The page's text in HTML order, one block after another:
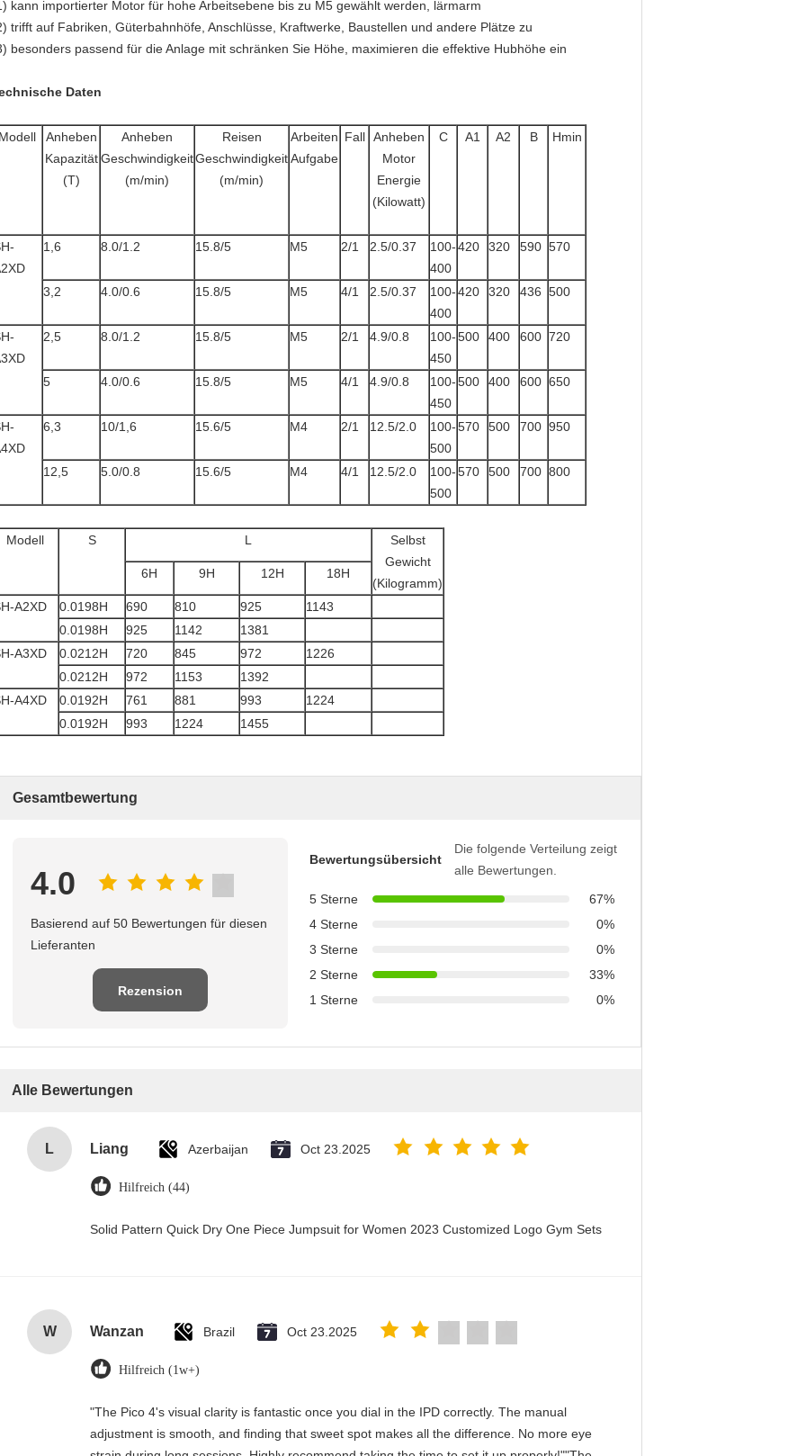
kann importierter Motor für hohe Arbeitsebene bis zu M5 gewählt werden, lärmarm
trifft auf Fabriken, Güterbahnhöfe, Anschlüsse, Kraftwerke, Baustellen und andere Plätze zu
besonders passend für die Anlage mit schränken Sie Höhe, maximieren die effektive Hubhöhe ein
Daten
Modell
Anheben
Kapazität
(T)
Anheben
Geschwindigkeit
(m/min)
Reisen
Geschwindigkeit
(m/min)
Arbeiten
Aufgabe
Fall Anheben
Motor
Energie
(Kilowatt)
C A1 A2 B Hmin
1,6 8.0/1.2 15.8/5 M5 2/1 2.5/0.37
100-
400
420 320 590 570
3,2 4.0/0.6 15.8/5 M5 4/1 2.5/0.37
100-
400
420 320 436 500
2,5 8.0/1.2 15.8/5 M5 2/1 4.9/0.8
100-
450
500 400 600 720
5 4.0/0.6 15.8/5 M5 4/1 4.9/0.8
100-
450
500 400 600 650
6,3 10/1,6 15.6/5 M4 2/1 12.5/2.0
100-
500
570 500 700 950
12,5 5.0/0.8 15.6/5 M4 4/1 12.5/2.0
100-
500
570 500 700 800
Modell S L
Selbst
Gewicht
(Kilogramm)
6H 9H 12H 18H
A2XD 0.0198H 690 810 925
1143
0.0198H
925 1142
1381
A3XD
0.0212H 720 845 972
1226
0.0212H
972 1153
1392
A4XD
0.0192H 761 881 993
1224
0.0192H
993 1224 1455
Gesamtbewertung
4.0
Basierend auf 50 Bewertungen für diesen
Lieferanten
Rezension
Bewertungsübersicht
Die folgende Verteilung zeigt
alle Bewertungen.
5 Sterne
67%
4 Sterne
0%
3 Sterne
0%
2 Sterne
33%
1 Sterne
0%
Alle Bewertungen
L Liang Azerbaijan Oct 23.2025
Hilfreich (44)
Solid Pattern Quick Dry One Piece Jumpsuit for Women 2023 Customized Logo Gym Sets
W Wanzan Brazil Oct 23.2025
Hilfreich (1w+)
"The Pico 4's visual clarity is fantastic once you dial in the IPD correctly. The manual
adjustment is smooth, and finding that sweet spot makes all the difference. No more eye